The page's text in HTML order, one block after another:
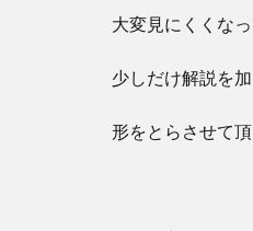
大変見にくくな
少しだけ解説を
形をとらさせて頂